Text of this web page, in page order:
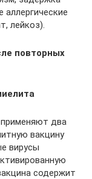
лейкоз).
повторных
два
вакцину
вирусы
содержит